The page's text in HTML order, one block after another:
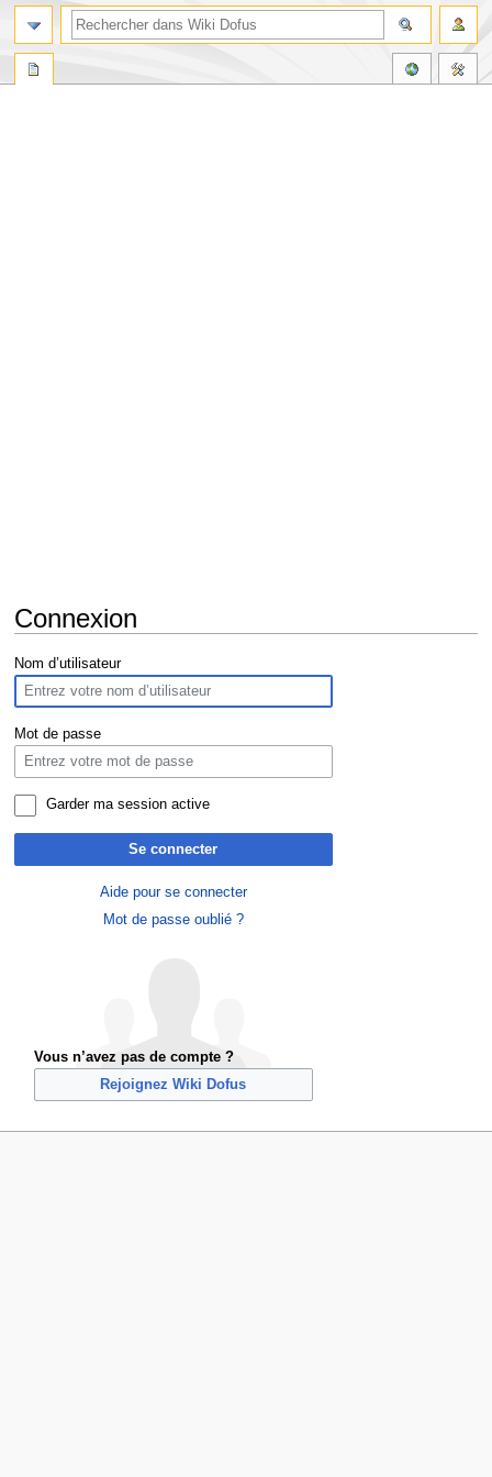
Connexion
Aller
la
navigation
Aller
la
recherche
Nom d’utilisateur
Mot de passe
Garder ma session active
Se connecter
Aide pour se connecter
Mot de passe oublié ?
Vous n’avez pas de compte ?
Rejoignez Wiki Dofus